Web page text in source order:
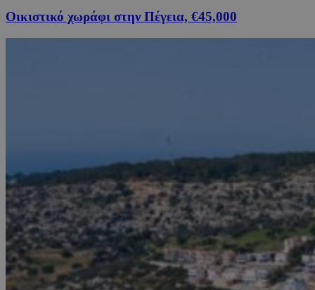
Οικιστικό χωράφι στην Πέγεια, €45,000